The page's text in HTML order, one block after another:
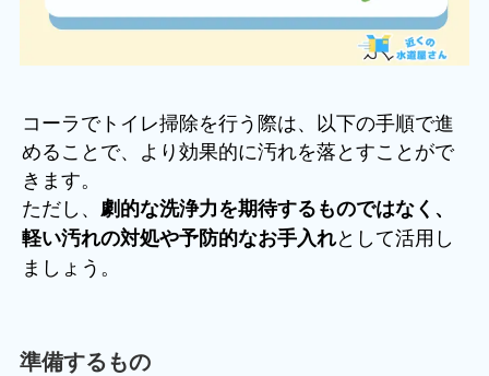
コーラでトイレ掃除を行う際は、以下の手順で進
めることで、より効果的に汚れを落とすことがで
きます。
ただし、 劇的な洗浄力を期待するものではなく、
軽い汚れの対処や予防的なお手入れとして活用し
ましょう。
準備するもの